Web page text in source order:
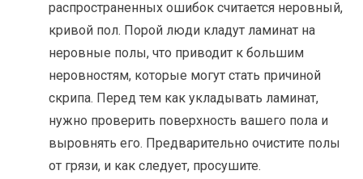
распространенных ошибок считается неровный,
кривой пол. Порой люди кладут ламинат на
неровные полы, что приводит к большим
неровностям, которые могут стать причиной
скрипа. Перед тем как укладывать ламинат,
нужно проверить поверхность вашего пола и
выровнять его. Предварительно очистите полы
от грязи, и как следует, просушите.